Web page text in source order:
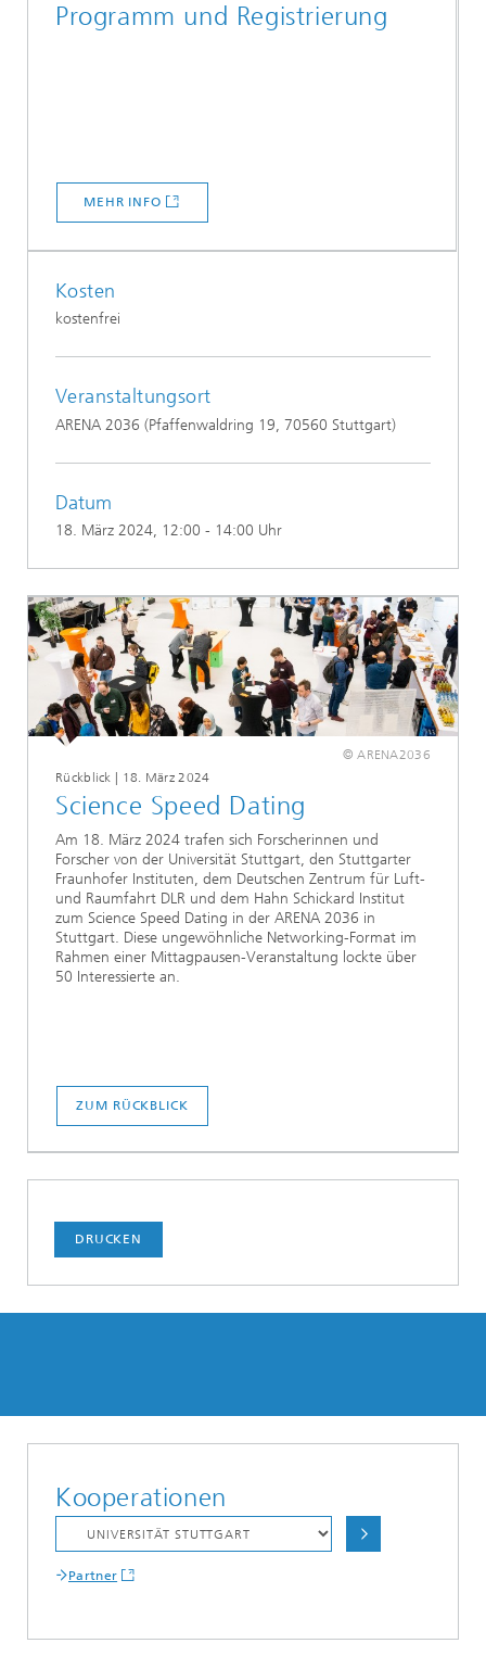
Programm und Registrierung
MEHR INFO
Kosten
kostenfrei
Veranstaltungsort
ARENA 2036 (Pfaffenwaldring 19, 70560 Stuttgart)
Datum
18. März 2024, 12:00 - 14:00 Uhr
© ARENA2036
Rückblick | 18. März 2024
Science Speed Dating
Am 18. März 2024 trafen sich Forscherinnen und
Forscher von der Universität Stuttgart, den Stuttgarter
Fraunhofer Instituten, dem Deutschen Zentrum für Luft-
und Raumfahrt DLR und dem Hahn Schickard Institut
zum Science Speed Dating in der ARENA 2036 in
Stuttgart. Diese ungewöhnliche Networking-Format im
Rahmen einer Mittagpausen-Veranstaltung lockte über
50 Interessierte an.
ZUM RÜCKBLICK
DRUCKEN
Kooperationen
Partner